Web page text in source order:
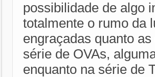
possibilidade de algo
totalmente o rumo da
engraçadas quanto
série de OVAs,
enquanto na série de